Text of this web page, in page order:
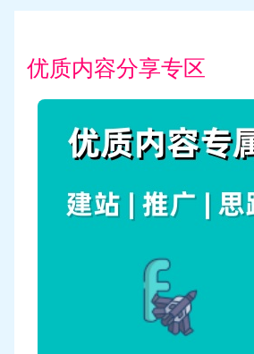
优质内容分享专区